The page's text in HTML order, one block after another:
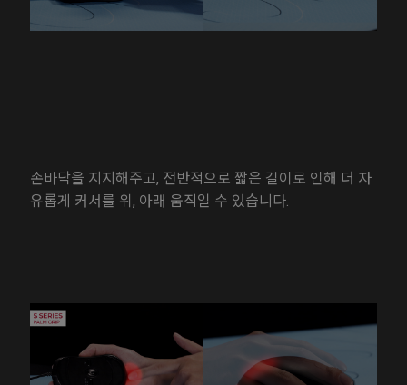
손바닥을 지지해주고, 전반적으로 짧은 길이로 인해 더 자
유롭게 커서를 위, 아래 움직일 수 있습니다.